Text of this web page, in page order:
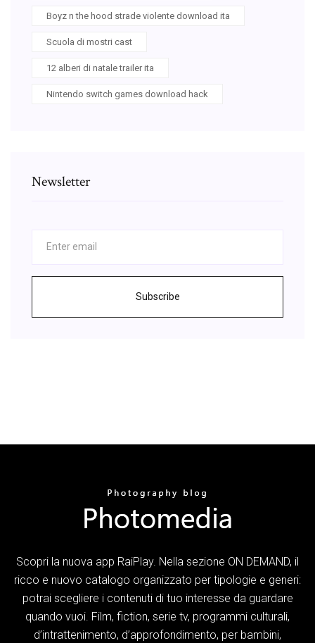
Boyz n the hood strade violente download ita
Scuola di mostri cast
12 alberi di natale trailer ita
Nintendo switch games download hack
Newsletter
Subscribe
Scopri la nuova app RaiPlay. Nella sezione ON DEMAND, il
ricco e nuovo catalogo organizzato per tipologie e generi:
potrai scegliere i contenuti di tuo interesse da guardare
quando vuoi. Film, fiction, serie tv, programmi culturali,
d’intrattenimento, d’approfondimento, per bambini,